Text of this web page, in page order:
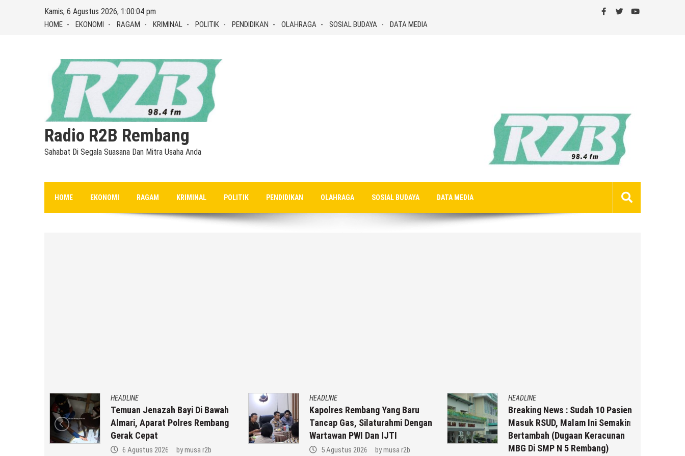
Kamis, 6 Agustus 2026, 1:00:04 pm
HOME EKONOMI RAGAM KRIMINAL POLITIK PENDIDIKAN OLAHRAGA SOSIAL BUDAYA DATA MEDIA
Radio R2B Rembang
Sahabat Di Segala Suasana Dan Mitra Usaha Anda
HOME EKONOMI RAGAM KRIMINAL POLITIK PENDIDIKAN OLAHRAGA SOSIAL BUDAYA DATA MEDIA
HEADLINE
Temuan Jenazah Bayi Di Bawah
Almari, Aparat Polres Rembang
Gerak Cepat
6 Agustus 2026 bymusa r2b
HEADLINE
Kapolres Rembang Yang Baru
Tancap Gas, Silaturahmi Dengan
Wartawan PWI Dan IJTI
5 Agustus 2026 bymusa r2b
HEADLINE
Breaking News : Sudah 10 Pasien
Masuk RSUD, Malam Ini Semakin
Bertambah (Dugaan Keracunan
MBG Di SMP N 5 Rembang)